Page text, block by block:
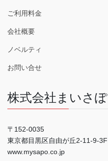
ご利用料金
会社概要
ノベルティ
お問い合せ
株式会社まいさぽ
〒152-0035
東京都目黒区自由が丘2-11-9-3F
www.mysapo.co.jp